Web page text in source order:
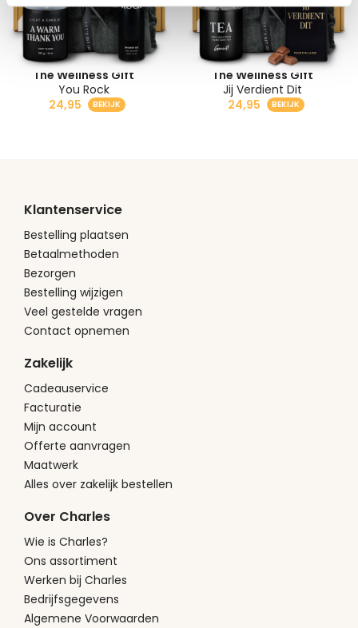
The Wellness Gift
You Rock
24,95
The Wellness Gift
Jij Verdient Dit
24,95
Klantenservice
Bestelling plaatsen
Betaalmethoden
Bezorgen
Bestelling wijzigen
Veel gestelde vragen
Contact opnemen
Zakelijk
Cadeauservice
Facturatie
Mijn account
Offerte aanvragen
Maatwerk
Alles over zakelijk bestellen
Over Charles
Wie is Charles?
Ons assortiment
Werken bij Charles
Bedrijfsgegevens
Algemene Voorwaarden